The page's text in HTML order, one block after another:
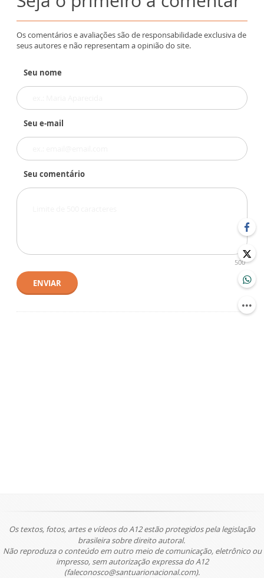
Os comentários e avaliações são de responsabilidade exclusiva de
seus autores e não representam a opinião do site.
Seu nome
Seu e-mail
Seu comentário
500
ENVIAR
Os textos, fotos, artes e vídeos do A12 estão protegidos pela legislação
brasileira sobre direito autoral.
Não reproduza o conteúdo em outro meio de comunicação, eletrônico ou
impresso, sem autorização expressa do A12
(faleconosco@santuarionacional.com).